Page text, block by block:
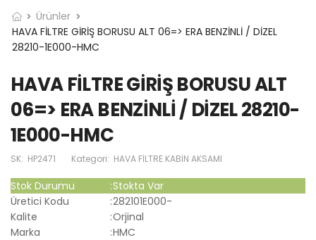
Ürünler
HAVA FİLTRE GİRİŞ BORUSU ALT 06=> ERA BENZİNLİ / DİZEL
28210-1E000-HMC
HAVA FİLTRE GİRİŞ BORUSU ALT
06=> ERA BENZİNLİ / DİZEL 28210-
1E000-HMC
SK: HP2471 Kategori: HAVA FİLTRE KABİN AKSAMI
Stok Durumu :Stokta Var
Üretici Kodu
:282101E000-
Kalite
:Orjinal
Marka
:HMC